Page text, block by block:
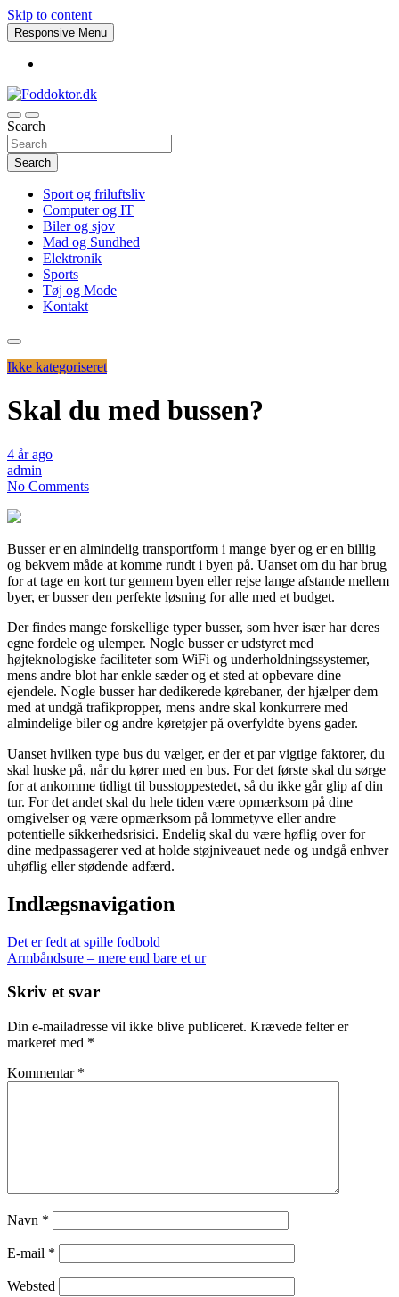
Skip to content
Responsive Menu
Foddoktor.dk
Search
Search
Sport og friluftsliv
Computer og IT
Biler og sjov
Mad og Sundhed
Elektronik
Sports
Tøj og Mode
Kontakt
Ikke kategoriseret
Skal du med bussen?
4 år ago
admin
No Comments
Busser er en almindelig transportform i mange byer og er en billig
og bekvem måde at komme rundt i byen på. Uanset om du har brug
for at tage en kort tur gennem byen eller rejse lange afstande mellem
byer, er busser den perfekte løsning for alle med et budget.
Der findes mange forskellige typer busser, som hver især har deres
egne fordele og ulemper. Nogle busser er udstyret med
højteknologiske faciliteter som WiFi og underholdningssystemer,
mens andre blot har enkle sæder og et sted at opbevare dine
ejendele. Nogle busser har dedikerede kørebaner, der hjælper dem
med at undgå trafikpropper, mens andre skal konkurrere med
almindelige biler og andre køretøjer på overfyldte byens gader.
Uanset hvilken type bus du vælger, er der et par vigtige faktorer, du
skal huske på, når du kører med en bus. For det første skal du sørge
for at ankomme tidligt til busstoppestedet, så du ikke går glip af din
tur. For det andet skal du hele tiden være opmærksom på dine
omgivelser og være opmærksom på lommetyve eller andre
potentielle sikkerhedsrisici. Endelig skal du være høflig over for
dine medpassagerer ved at holde støjniveauet nede og undgå enhver
uhøflig eller stødende adfærd.
Indlægsnavigation
Det er fedt at spille fodbold
Armbåndsure – mere end bare et ur
Skriv et svar
Din e-mailadresse vil ikke blive publiceret. Krævede felter er
markeret med *
Kommentar *
Navn *
E-mail *
Websted